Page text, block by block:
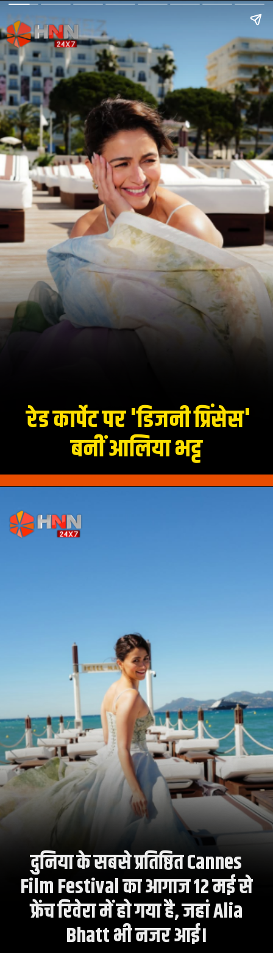
रेड कार्पेट पर 'डिजनी प्रिंसेस'
बनीं आलिया भट्ट
दुनिया के सबसे प्रतिष्ठित Cannes
Film Festival का आगाज 12 मई से
फ्रेंच रिवेरा में हो गया है, जहां Alia
Bhatt भी नजर आई।